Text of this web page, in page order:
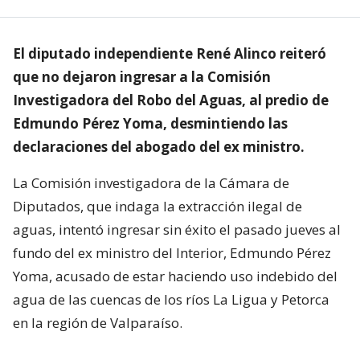
El diputado independiente René Alinco reiteró
que no dejaron ingresar a la Comisión
Investigadora del Robo del Aguas, al predio de
Edmundo Pérez Yoma, desmintiendo las
declaraciones del abogado del ex ministro.
La Comisión investigadora de la Cámara de
Diputados, que indaga la extracción ilegal de
aguas, intentó ingresar sin éxito el pasado jueves al
fundo del ex ministro del Interior, Edmundo Pérez
Yoma, acusado de estar haciendo uso indebido del
agua de las cuencas de los ríos La Ligua y Petorca
en la región de Valparaíso.